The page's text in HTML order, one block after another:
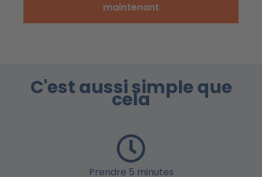
maintenant
C'est aussi simple que
cela
Prendre 5 minutes